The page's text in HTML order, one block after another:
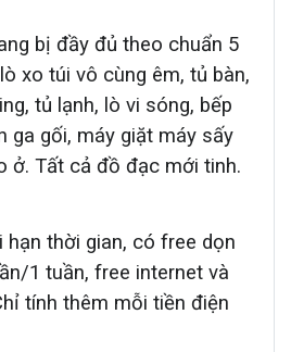
bị đầy đủ theo chuẩn 5
xo túi vô cùng êm, tủ bàn,
tủ lạnh, lò vi sóng, bếp
ga gối, máy giặt máy sấy
ở. Tất cả đồ đạc mới tinh.
hạn thời gian, có free dọn
1 tuần, free internet và
tính thêm mỗi tiền điện